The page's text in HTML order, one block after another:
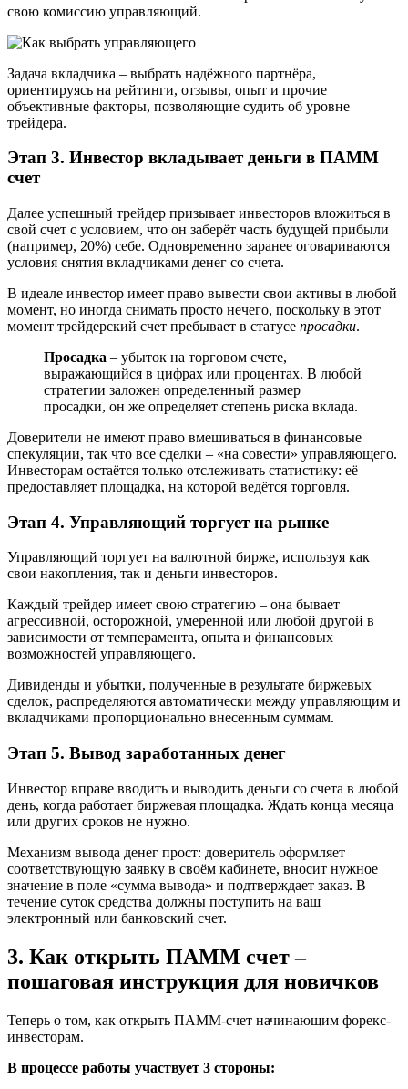
свою комиссию управляющий.
Задача вкладчика – выбрать надёжного партнёра,
ориентируясь на рейтинги, отзывы, опыт и прочие
объективные факторы, позволяющие судить об уровне
трейдера.
Этап 3. Инвестор вкладывает деньги в ПАММ
счет
Далее успешный трейдер призывает инвесторов вложиться в
свой счет с условием, что он заберёт часть будущей прибыли
(например, 20%) себе. Одновременно заранее оговариваются
условия снятия вкладчиками денег со счета.
В идеале инвестор имеет право вывести свои активы в любой
момент, но иногда снимать просто нечего, поскольку в этот
момент трейдерский счет пребывает в статусе просадки.
Просадка – убыток на торговом счете,
выражающийся в цифрах или процентах. В любой
стратегии заложен определенный размер
просадки, он же определяет степень риска вклада.
Доверители не имеют право вмешиваться в финансовые
спекуляции, так что все сделки – «на совести» управляющего.
Инвесторам остаётся только отслеживать статистику: её
предоставляет площадка, на которой ведётся торговля.
Этап 4. Управляющий торгует на рынке
Управляющий торгует на валютной бирже, используя как
свои накопления, так и деньги инвесторов.
Каждый трейдер имеет свою стратегию – она бывает
агрессивной, осторожной, умеренной или любой другой в
зависимости от темперамента, опыта и финансовых
возможностей управляющего.
Дивиденды и убытки, полученные в результате биржевых
сделок, распределяются автоматически между управляющим и
вкладчиками пропорционально внесенным суммам.
Этап 5. Вывод заработанных денег
Инвестор вправе вводить и выводить деньги со счета в любой
день, когда работает биржевая площадка. Ждать конца месяца
или других сроков не нужно.
Механизм вывода денег прост: доверитель оформляет
соответствующую заявку в своём кабинете, вносит нужное
значение в поле «сумма вывода» и подтверждает заказ. В
течение суток средства должны поступить на ваш
электронный или банковский счет.
3. Как открыть ПАММ счет –
пошаговая инструкция для новичков
Теперь о том, как открыть ПАММ-счет начинающим форекс-
инвесторам.
В процессе работы участвует 3 стороны: